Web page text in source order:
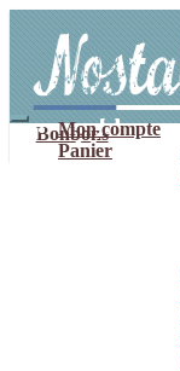
navigation
contenu
Mon compte
Panier
Bonbons